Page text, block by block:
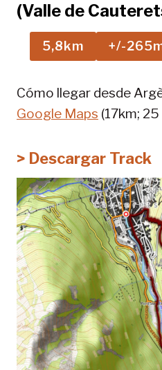
(Valle de
5,8km +/-
Cómo llegar desde
Google Maps (17km;
> Descargar Track